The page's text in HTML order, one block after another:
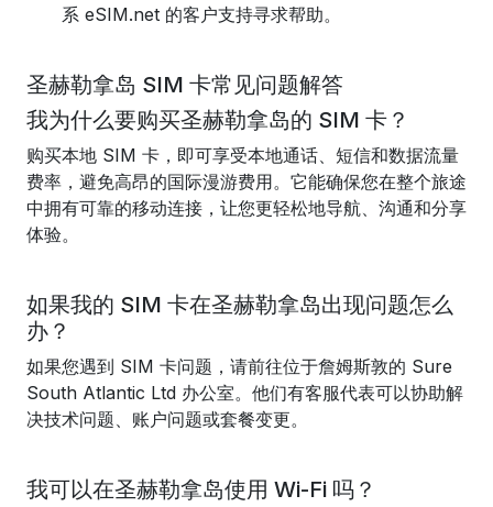
系 eSIM.net 的客户支持寻求帮助。
圣赫勒拿岛 SIM 卡常见问题解答
我为什么要购买圣赫勒拿岛的 SIM 卡？
购买本地 SIM 卡，即可享受本地通话、短信和数据流量
费率，避免高昂的国际漫游费用。它能确保您在整个旅途
中拥有可靠的移动连接，让您更轻松地导航、沟通和分享
体验。
如果我的 SIM 卡在圣赫勒拿岛出现问题怎么
办？
如果您遇到 SIM 卡问题，请前往位于詹姆斯敦的 Sure
South Atlantic Ltd 办公室。他们有客服代表可以协助解
决技术问题、账户问题或套餐变更。
我可以在圣赫勒拿岛使用 Wi-Fi 吗？